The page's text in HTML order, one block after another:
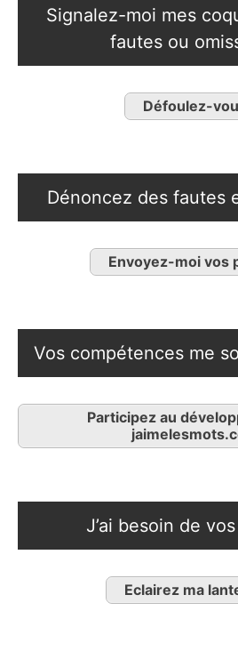
Signalez-moi mes
fautes ou
Défoulez-
Dénoncez des fautes
Envoyez-moi vos
Vos compétences me
Participez au
J’ai besoin de
Eclairez ma